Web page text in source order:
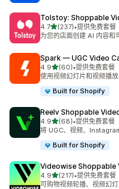
Tolstoy: Shoppable
4.7星（满分 5 星）
(237)
总共 237 条评论
•提供免费套餐
为您的店面创建 AI 内容和
Spark — UGC Video
4.9星（满分 5 星）
(60)
总共 60 条评论
•提供免费套餐
使用视频幻灯片和视频播
Built for Shopify
Reelv Shoppable
4.9星（满分 5 星）
(68)
总共 68 条评论
•提供免费套餐
将 UGC、视频、
Built for Shopify
Videowise Shoppable
4.9星（满分 5 星）
(217)
总共 217 条评论
•提供免费套餐
可购物视频轮播、视频幻